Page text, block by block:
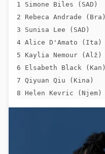
1 Simone Biles
2 Rebeca
3 Sunisa Lee (SAD)
4 Alice D'Amato
5 Kaylia Nemour
6 Elsabeth Black
7 Qiyuan Qiu
8 Helen Kevric